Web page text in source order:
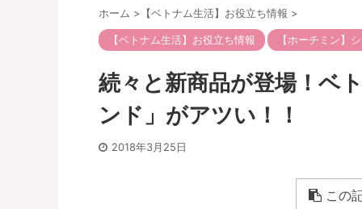
ホーム > 【ベトナム生活】お役立ち情報 >
【ベトナム生活】お役立ち情報 【ホーチミン】
続々と新商品が登場！ベ
ンド」がアツい！！
2018年3月25日
この